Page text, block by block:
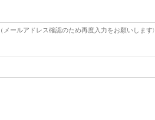
（メールアドレス確認のため再度入力をお願いします)